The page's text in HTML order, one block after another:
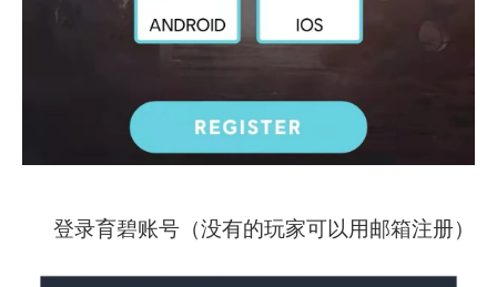
登录育碧账号（没有的玩家可以用邮箱注册）